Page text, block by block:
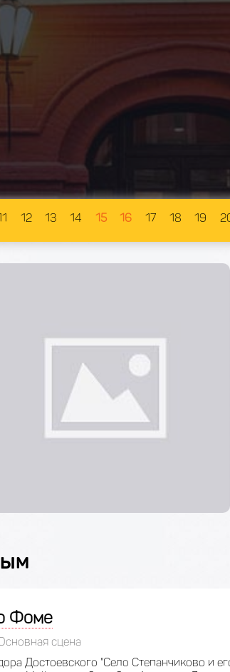
12 13 14 15 16 17 18 19
Фоме
сцена
Достоевского "Село Степанчиково и